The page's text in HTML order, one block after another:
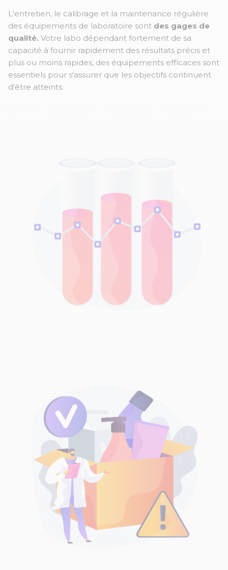
L'entretien, le calibrage et la maintenance régulière
des équipements de laboratoire sont des gages de
qualité. Votre labo dépendant fortement de sa
capacité à fournir rapidement des résultats précis et
plus ou moins rapides, des équipements efficaces sont
essentiels pour s'assurer que les objectifs continuent
d'être atteints.